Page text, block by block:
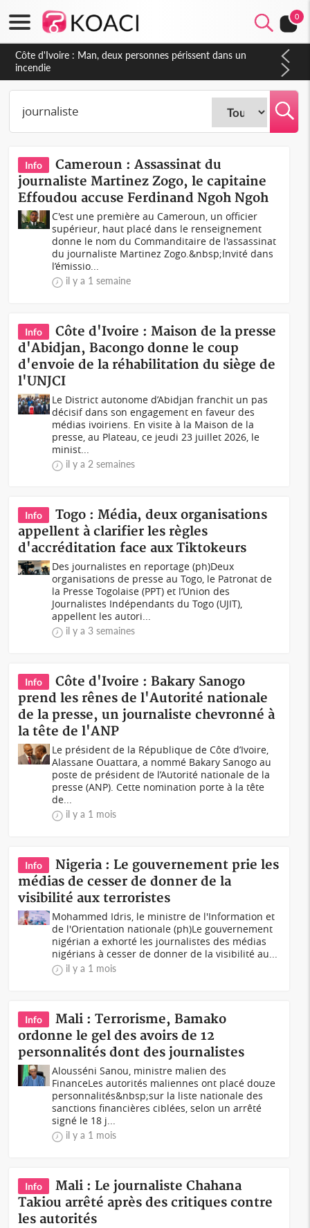
0
Côte d'Ivoire : Séileu, la célébration de la fête nationale
transformée en vaste campagne contre les produits
dépigmentants dangereux
Info
Cameroun : Assassinat du
journaliste Martinez Zogo, le capitaine
Effoudou accuse Ferdinand Ngoh Ngoh
C'est une première au Cameroun, un officier
supérieur, haut placé dans le renseignement
donne le nom du Commanditaire de l'assassinat
du journaliste Martinez Zogo.&nbsp;Invité dans
l’émissio...
il y a 1 semaine
Info
Côte d'Ivoire : Maison de la presse
d'Abidjan, Bacongo donne le coup
d'envoie de la réhabilitation du siège de
l'UNJCI
Le District autonome d’Abidjan franchit un pas
décisif dans son engagement en faveur des
médias ivoiriens. En visite à la Maison de la
presse, au Plateau, ce jeudi 23 juillet 2026, le
minist...
il y a 2 semaines
Info
Togo : Média, deux organisations
appellent à clarifier les règles
d'accréditation face aux Tiktokeurs
Des journalistes en reportage (ph)Deux
organisations de presse au Togo, le Patronat de
la Presse Togolaise (PPT) et l’Union des
Journalistes Indépendants du Togo (UJIT),
appellent les autori...
il y a 3 semaines
Info
Côte d'Ivoire : Bakary Sanogo
prend les rênes de l'Autorité nationale
de la presse, un journaliste chevronné à
la tête de l'ANP
Le président de la République de Côte d’Ivoire,
Alassane Ouattara, a nommé Bakary Sanogo au
poste de président de l’Autorité nationale de la
presse (ANP). Cette nomination porte à la tête
de...
il y a 1 mois
Info
Nigeria : Le gouvernement prie les
médias de cesser de donner de la
visibilité aux terroristes
Mohammed Idris, le ministre de l'Information et
de l'Orientation nationale (ph)Le gouvernement
nigérian a exhorté les journalistes des médias
nigérians à cesser de donner de la visibilité au...
il y a 1 mois
Info
Mali : Terrorisme, Bamako
ordonne le gel des avoirs de 12
personnalités dont des journalistes
Alousséni Sanou, ministre malien des
FinanceLes autorités maliennes ont placé douze
personnalités&nbsp;sur la liste nationale des
sanctions financières ciblées, selon un arrêté
signé le 18 j...
il y a 1 mois
Info
Mali : Le journaliste Chahana
Takiou arrêté après des critiques contre
les autorités